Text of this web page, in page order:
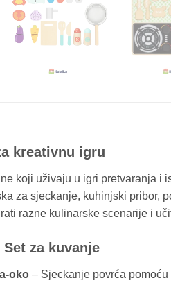
kreativnu igru
koji uživaju u igri pretvaranja i
za sjeckanje, kuhinjski pribor,
razne kulinarske scenarije i
za kuvanje
oko– Sjeckanje povrća pomoću